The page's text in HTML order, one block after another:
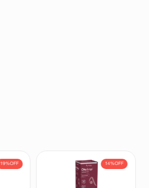
19%OFF 14%OFF